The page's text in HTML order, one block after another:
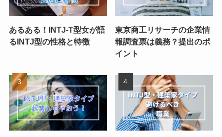
あるある！INTJ-T型女が語
るINTJ型の性格と特徴
東京商工リサーチの企業情
報調査票は義務？提出のポ
イント